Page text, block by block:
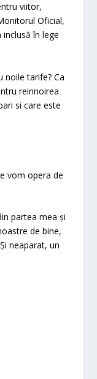
viitor,
Oficial,
în lege
noile tarife? Ca
reinnoirea
si care este
vom opera de
partea mea și
de bine,
neaparat, un